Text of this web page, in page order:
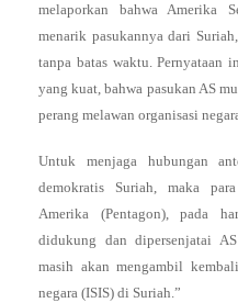
melaporkan bahwa Amerika
menarik pasukannya dari
tanpa batas waktu. Pernyataan
yang kuat, bahwa pasukan AS
perang melawan organisasi
Untuk menjaga hubungan
demokratis Suriah, maka
Amerika (Pentagon), pada
didukung dan dipersenjatai
masih akan mengambil
negara (ISIS) di Suriah.”